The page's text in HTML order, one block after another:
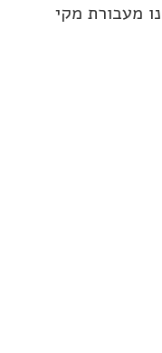
מעבורת מקי